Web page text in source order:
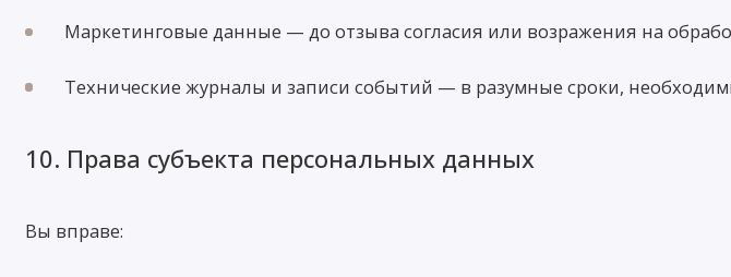
Маркетинговые данные — до отзыва согласия или возражения на
Технические журналы и записи событий — в разумные сроки,
10. Права субъекта персональных данных
Вы вправе: